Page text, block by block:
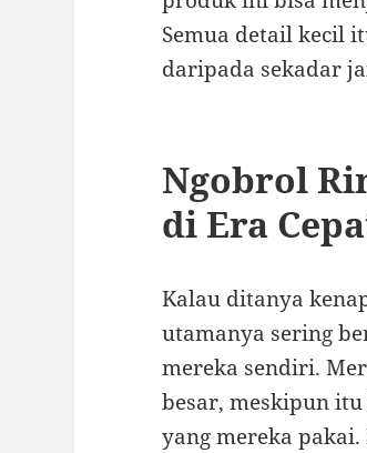
Semua detail kecil
daripada sekadar
Ngobrol
di Era
Kalau ditanya
utamanya sering
mereka sendiri.
besar, meskipun
yang mereka